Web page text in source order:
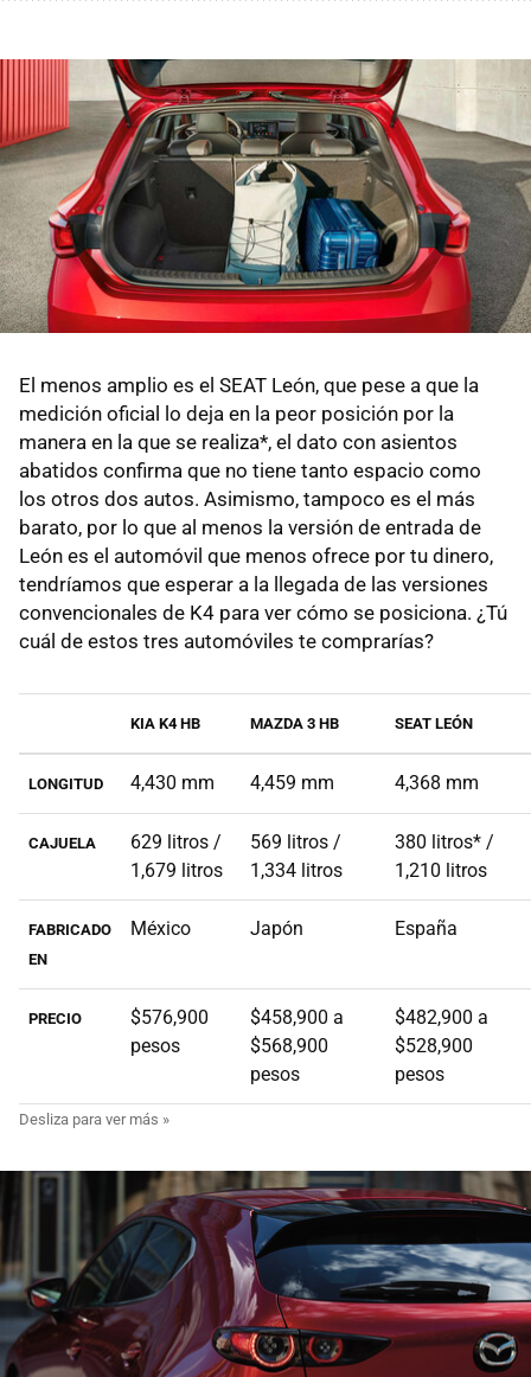
El menos amplio es el SEAT León, que pese a que la
medición oficial lo deja en la peor posición por la
manera en la que se realiza*, el dato con asientos
abatidos confirma que no tiene tanto espacio como
los otros dos autos. Asimismo, tampoco es el más
barato, por lo que al menos la versión de entrada de
León es el automóvil que menos ofrece por tu dinero,
tendríamos que esperar a la llegada de las versiones
convencionales de K4 para ver cómo se posiciona. ¿Tú
cuál de estos tres automóviles te comprarías?
KIA K4 HB MAZDA 3 HB SEAT LEÓN
LONGITUD 4,430 mm 4,459 mm 4,368 mm
CAJUELA
629 litros /
1,679 litros
569 litros /
1,334 litros
380 litros* /
1,210 litros
FABRICADO
EN
México Japón España
PRECIO
$576,900
pesos
$458,900 a
$568,900
pesos
$482,900 a
$528,900
pesos